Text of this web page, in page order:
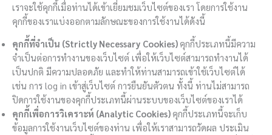
เราจะใช้คุกกี้เมื่อท่านได้เข้าเยี่ยมชมเว็บไซต์ของเรา โดยการใช้งาน
คุกกี้ของเราแบ่งออกตามลักษณะของการใช้งานได้ดังนี้
คุกกี้ที่จำเป็น (Strictly Necessary Cookies) คุกกี้ประเภทนี้มีความ
จำเป็นต่อการทำงานของเว็บไซต์ เพื่อให้เว็บไซต์สามารถทำงานได้
เป็นปกติ มีความปลอดภัย และทำให้ท่านสามารถเข้าใช้เว็บไซต์ได้
เช่น การ log in เข้าสู่เว็บไซต์ การยืนยันตัวตน ทั้งนี้ ท่านไม่สามารถ
ปิดการใช้งานของคุกกี้ประเภทนี้ผ่านระบบของเว็บไซต์ของเราได้
คุกกี้เพื่อการวิเคราะห์ (Analytic Cookies) คุกกี้ประเภทนี้จะเก็บ
ข้อมูลการใช้งานเว็บไซต์ของท่าน เพื่อให้เราสามารถวัดผล ประเมิน